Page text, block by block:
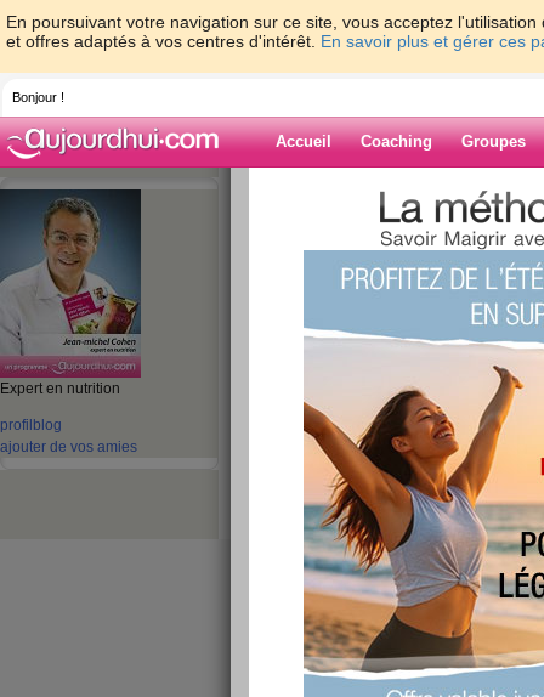
En poursuivant votre navigation sur ce site, vous acceptez
et offres adaptés à vos centres d'intérêt. En savoir plus et gérer ces
Bonjour !
Accueil Coaching Groupes
Expert en nutrition
profil blog
ajouter de vos amies
> jeanmichelcohen
Blog de
Notre belle
s'agrandit !
publié le 15/02/2011 à 04:35
Vous le savez peut être, notre équipe
Vous connaissez bien sûr déjà :
Les diététiciennes(Astrid, Lucie, Solenne...)
tous les jours, suivent votre évolution ...